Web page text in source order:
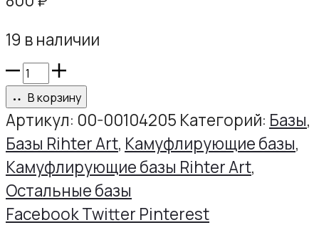
19 в наличии
Количество
товара
База
Color
Base
Gel
№5
В корзину
Артикул: 00-00104205 Категорий: Базы,
Базы Rihter Art, Камуфлирующие базы,
Камуфлирующие базы Rihter Art,
Остальные базы
Share
FacebookTwitter Pinterest